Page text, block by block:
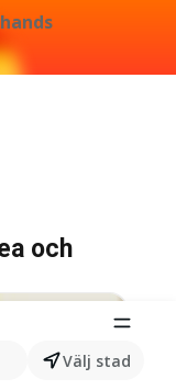
Välj stad
och